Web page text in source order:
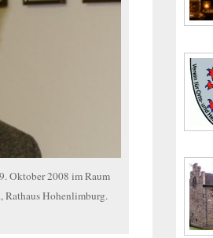
Oktober 2008 im Raum
Rathaus Hohenlimburg.